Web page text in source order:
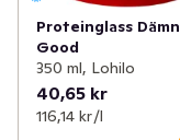
Proteinglass Dämn
Good
350 ml, Lohilo
40,65 kr
116,14 kr /l